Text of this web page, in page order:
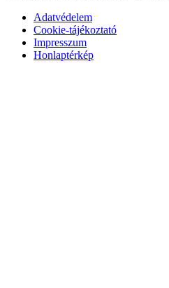
Adatvédelem
Cookie-tájékoztató
Impresszum
Honlaptérkép